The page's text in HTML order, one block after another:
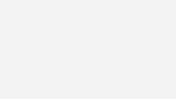
zum Umgang mit Daten finden Sie